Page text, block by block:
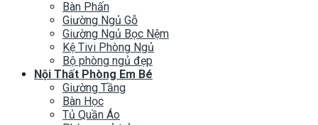
Bàn Phấn
Giường Ngủ Gỗ
Giường Ngủ Bọc Nệm
Kệ Tivi Phòng Ngủ
Bộ phòng ngủ đẹp
Nội Thất Phòng Em Bé
Giường Tầng
Bàn Học
Tủ Quần Áo